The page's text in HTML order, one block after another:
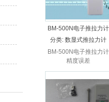
BM-500N电子推拉力计
精度误差
分类: 数显式推拉力计
BM-500N电子推拉力计
精度误差